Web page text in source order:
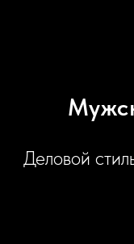
Деловой